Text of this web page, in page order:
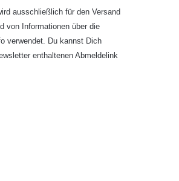
ausschließlich für den Versand
von Informationen über die
verwendet. Du kannst Dich
enthaltenen Abmeldelink